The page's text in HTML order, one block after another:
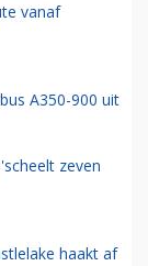
vanaf
A350-900 uit
zeven
haakt af